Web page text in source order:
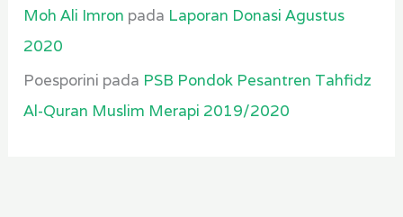
Moh Ali Imron pada Laporan Donasi Agustus
2020
Poesporini pada PSB Pondok Pesantren Tahfidz
Al-Quran Muslim Merapi 2019/2020